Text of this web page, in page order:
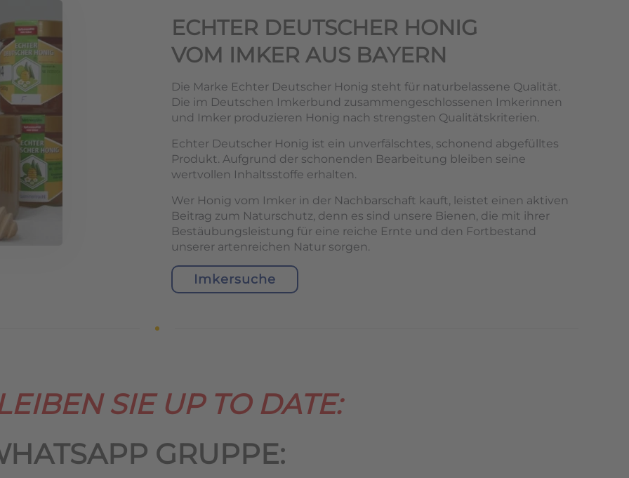
ECHTER DEUTSCHER HONIG
VOM IMKER AUS BAYERN
Die Marke Echter Deutscher Honig steht für naturbelassene Qualität.
Die im Deutschen Imkerbund zusammengeschlossenen Imkerinnen
und Imker produzieren Honig nach strengsten Qualitätskriterien.
Echter Deutscher Honig ist ein unverfälschtes, schonend abgefülltes
Produkt. Aufgrund der schonenden Bearbeitung bleiben seine
wertvollen Inhaltsstoffe erhalten.
Wer Honig vom Imker in der Nachbarschaft kauft, leistet einen aktiven
Beitrag zum Naturschutz, denn es sind unsere Bienen, die mit ihrer
Bestäubungsleistung für eine reiche Ernte und den Fortbestand
unserer artenreichen Natur sorgen.
Imkersuche
SIE UP TO DATE:
GRUPPE: